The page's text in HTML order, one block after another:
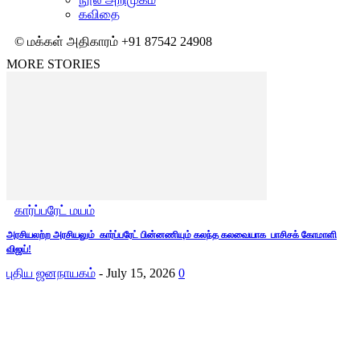
கவிதை
© மக்கள் அதிகாரம் +91 87542 24908
MORE STORIES
கார்ப்பரேட் மயம்
அரசியலற்ற அரசியலும் கார்ப்பரேட் பின்னணியும் கலந்த கலவையாக பாசிசக் கோமாளி
விஜய்!
புதிய ஜனநாயகம் - July 15, 2026 0